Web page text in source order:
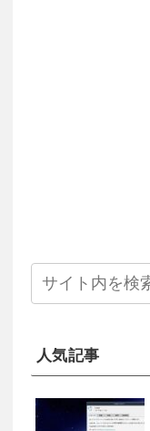
人気記事